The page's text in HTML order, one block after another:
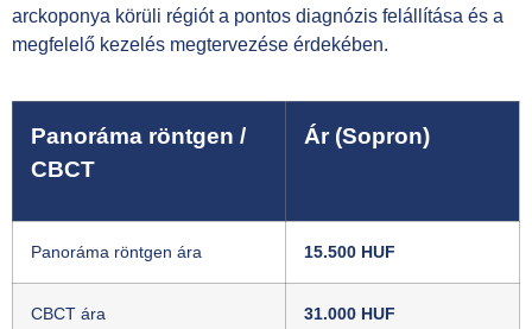
arckoponya körüli régiót a pontos diagnózis felállítása és a
megfelelő kezelés megtervezése érdekében.
Panoráma röntgen /
CBCT
Ár (Sopron)
Panoráma röntgen ára 15.500 HUF
CBCT ára 31.000 HUF